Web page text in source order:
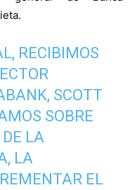
RECIBIMOS
SCOTT
SOBRE
LA
LA
EL